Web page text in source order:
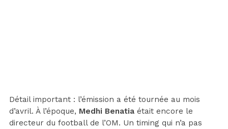
Détail important : l’émission a été tournée au mois
d’avril. À l’époque, Medhi Benatia était encore le
directeur du football de l’OM. Un timing qui n’a pas